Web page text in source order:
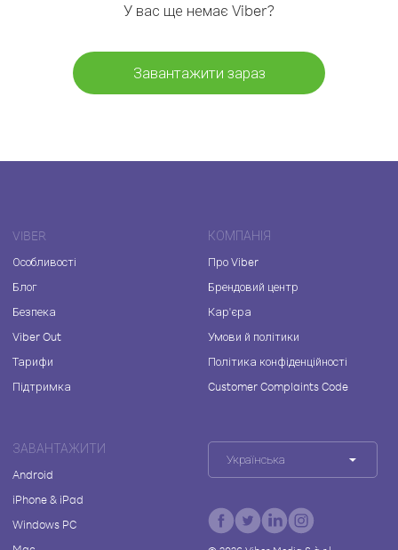
У вас ще немає Viber?
Завантажити зараз
VIBER
Особливості
Блог
Безпека
Viber Out
Тарифи
Підтримка
КОМПАНІЯ
Про Viber
Брендовий центр
Кар'єра
Умови й політики
Політика конфіденційності
Customer Complaints Code
ЗАВАНТАЖИТИ
Android
iPhone & iPad
Windows PC
Українська